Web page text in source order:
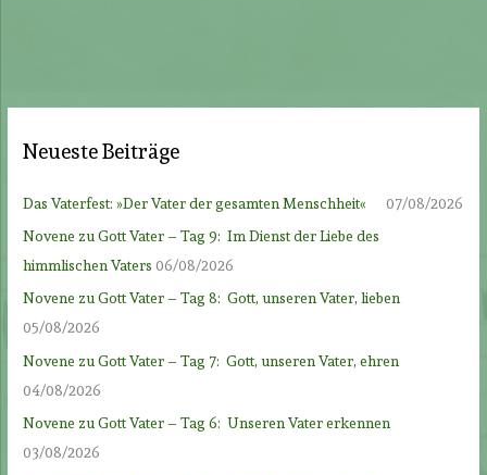
Neueste Beiträge
Das Vaterfest: »Der Vater der gesamten Menschheit«
07/08/2026
Novene zu Gott Vater – Tag 9: Im Dienst der Liebe des
himmlischen Vaters 06/08/2026
Novene zu Gott Vater – Tag 8: Gott, unseren Vater, lieben
05/08/2026
Novene zu Gott Vater – Tag 7: Gott, unseren Vater, ehren
04/08/2026
Novene zu Gott Vater – Tag 6: Unseren Vater erkennen
03/08/2026